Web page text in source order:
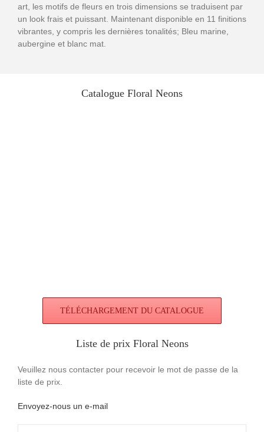
art, les motifs de fleurs en trois dimensions se traduisent par
un look frais et puissant. Maintenant disponible en 11 finitions
vibrantes, y compris les dernières tonalités; Bleu marine,
aubergine et blanc mat.
Catalogue Floral Neons
TÉLÉCHARGEMENT DU CATALOGUE
Liste de prix Floral Neons
Veuillez nous contacter pour recevoir le mot de passe de la
liste de prix.
Envoyez-nous un e-mail